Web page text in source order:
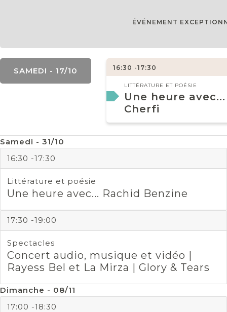
ÉVÉNEMENT
SAMEDI - 17/10 16:30 -17:30
LITTÉRATURE ET POÉSIE
Une heure
Cherfi
Samedi - 31/10
16:30 -17:30
Littérature et poésie
Une heure avec... Rachid Benzine
17:30 -19:00
Spectacles
Concert audio, musique et vidéo |
Rayess Bel et La Mirza | Glory & Tears
Dimanche - 08/11
17:00 -18:30